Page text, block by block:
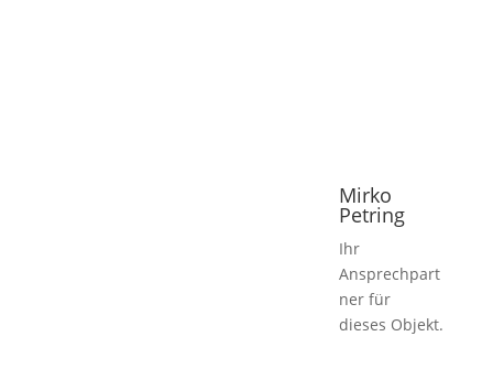
Mirko
Petring
Ihr
Ansprechpart
ner für
dieses Objekt.